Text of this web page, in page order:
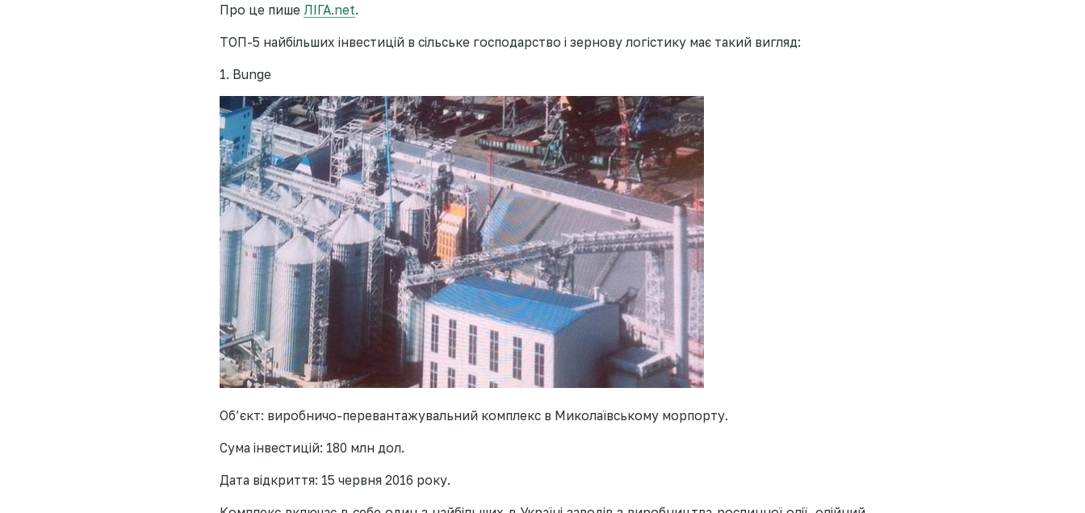
Про це пише ЛІГА.net.
ТОП-5 найбільших інвестицій в сільське господарство і зернову логістику має такий вигляд:
1. Bunge
Об’єкт: виробничо-перевантажувальний комплекс в Миколаївському морпорту.
Сума інвестицій: 180 млн дол.
Дата відкриття: 15 червня 2016 року.